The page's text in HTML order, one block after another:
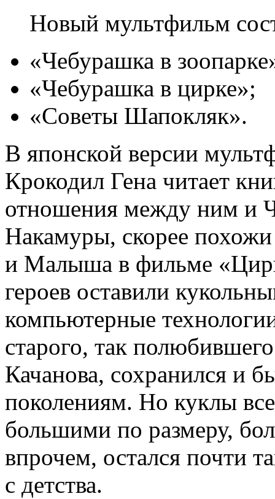
Новый мультфильм
«Чебурашка в
«Чебурашка в цирке»;
«Советы Шапокляк».
В японской версии
Крокодил Гена читает
отношения между ним и
Накамуры, скорее
и Малыша в фильме
героев оставили
компьютерные
старого, так
Качанова, сохранился и
поколениям. Но куклы
большими по размеру,
впрочем, остался почти
с детства.